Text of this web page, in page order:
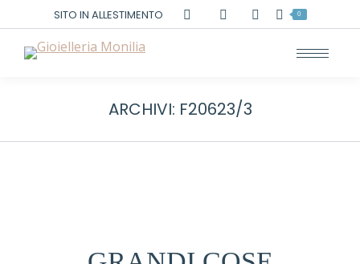
SITO IN ALLESTIMENTO Cerca: 0
ARCHIVI: F20623/3